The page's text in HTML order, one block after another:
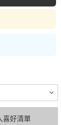
喜好清單